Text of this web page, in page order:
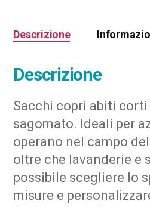
Descrizione
Descrizione
Sacchi copri abiti
sagomato. Ideali per
operano nel campo
oltre che lavanderie e
possibile scegliere lo
misure e